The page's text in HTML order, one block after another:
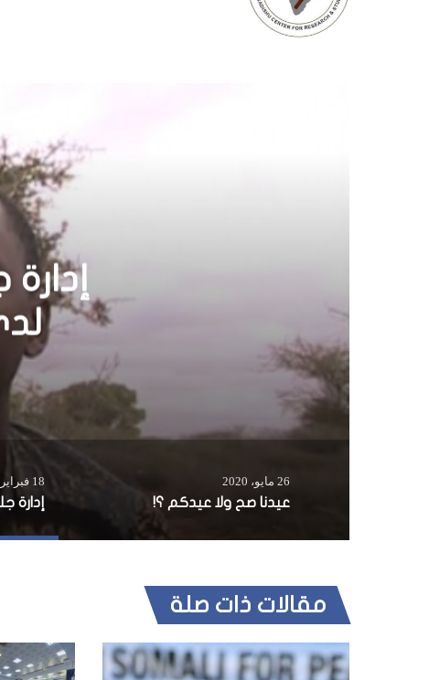
26 مايو، 2020
عيدنا صح ولا عيدكم ؟!
18 فبراير، 2016
مقالات ذات صلة